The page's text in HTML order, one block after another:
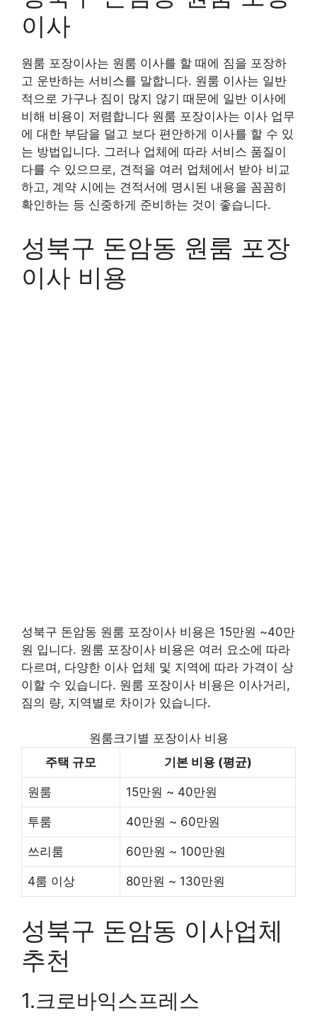
이사
원룸 포장이사는 원룸 이사를 할 때에 짐을 포장하
고 운반하는 서비스를 말합니다. 원룸 이사는 일반
적으로 가구나 짐이 많지 않기 때문에 일반 이사에
비해 비용이 저렴합니다 원룸 포장이사는 이사 업무
에 대한 부담을 덜고 보다 편안하게 이사를 할 수 있
는 방법입니다. 그러나 업체에 따라 서비스 품질이
다를 수 있으므로, 견적을 여러 업체에서 받아 비교
하고, 계약 시에는 견적서에 명시된 내용을 꼼꼼히
확인하는 등 신중하게 준비하는 것이 좋습니다.
성북구 돈암동 원룸 포장
이사 비용
성북구 돈암동 원룸 포장이사 비용은 15만원 ~40만
원 입니다. 원룸 포장이사 비용은 여러 요소에 따라
다르며, 다양한 이사 업체 및 지역에 따라 가격이 상
이할 수 있습니다. 원룸 포장이사 비용은 이사거리,
짐의 량, 지역별로 차이가 있습니다.
원룸크기별 포장이사 비용
주택 규모
기본 비용 (평균)
원룸 15만원 ~ 40만원
투룸 40만원 ~ 60만원
쓰리룸 60만원 ~ 100만원
4룸 이상 80만원 ~ 130만원
성북구 돈암동 이사업체
추천
1.크로바익스프레스